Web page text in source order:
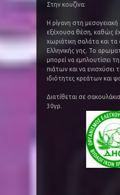
Στην κουζίνα:
Η ρίγανη στη μεσογειακή
εξέχουσα θέση, καθώς
χωριάτικη σαλάτα και
Ελληνικής γης. Το
μπορεί να εμπλουτίσει
πιάτων και να ενισχύσει
ιδιότητες κρεάτων και
Διατίθεται σε
30γρ.